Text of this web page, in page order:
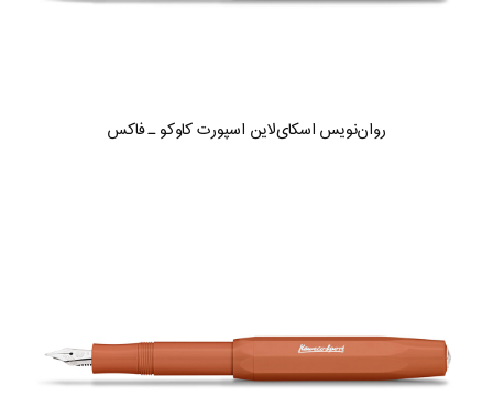
روان‌نویس اسکای‌لاین اسپورت کاوکو ـ فاکس